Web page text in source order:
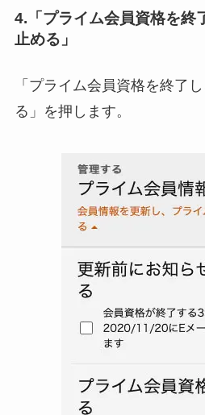
4.「プライム会員資格を終
止める」
「プライム会員資格を終了
る」を押します。